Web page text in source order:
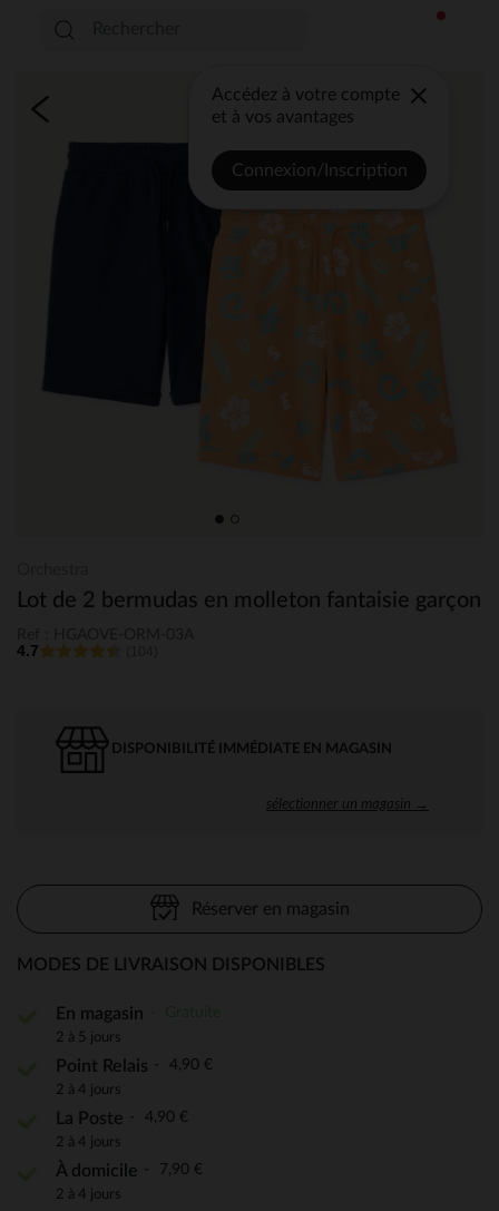
Accédez à votre compte
et à vos avantages
Connexion/Inscription
Lot de 2 bermudas en molleton fantaisie garçon
4.7
DISPONIBILITÉ IMMÉDIATE EN MAGASIN
sélectionner un magasin →
Réserver en magasin
MODES DE LIVRAISON DISPONIBLES
En magasin
2 à 5 jours
Point Relais 4,90 €
2 à 4 jours
La Poste 4,90 €
2 à 4 jours
À domicile 7,90 €
2 à 4 jours